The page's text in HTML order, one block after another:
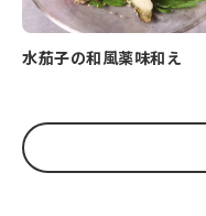
水茄子の和風薬味和え